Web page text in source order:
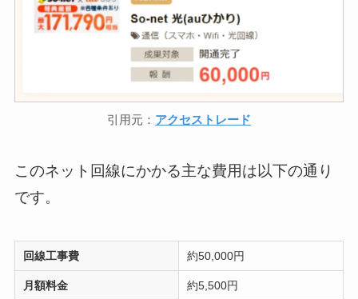
引用元： アクセストレード
このネット回線にかかる主な費用は以下の通り
です。
回線工事費 約50,000円
月額料金 約5,500円